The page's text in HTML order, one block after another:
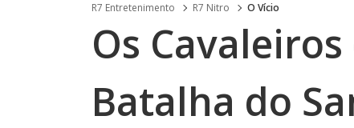
R7 Entretenimento R7 Nitro O Vício
Os
Batalha do